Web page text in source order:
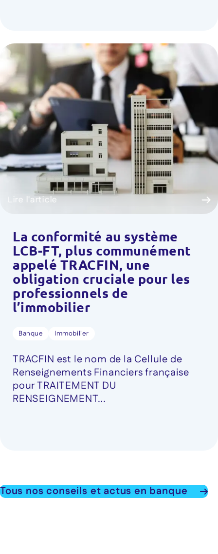
Lire l'article
La conformité au système
LCB-FT, plus communément
appelé TRACFIN, une
obligation cruciale pour les
professionnels de
l’immobilier
Banque Immobilier
TRACFIN est le nom de la Cellule de
Renseignements Financiers française
pour TRAITEMENT DU
RENSEIGNEMENT...
Tous nos conseils et actus en banque